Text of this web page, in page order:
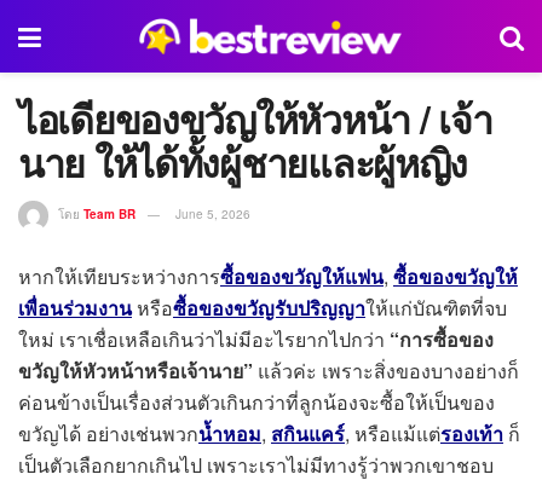
ไอเดียของขวัญให้หัวหน้า / เจ้า
นาย ให้ได้ทั้งผู้ชายและผู้หญิง
โดย Team BR June 5, 2026
หากให้เทียบระหว่างการซื้อของขวัญให้แฟน, ซื้อของขวัญให้
เพื่อนร่วมงานหรือซื้อของขวัญรับปริญญาให้แก่บัณฑิตที่จบ
ใหม่ เราเชื่อเหลือเกินว่าไม่มีอะไรยากไปกว่า “การซื้อของ
ขวัญให้หัวหน้าหรือเจ้านาย” แล้วค่ะ เพราะสิ่งของบางอย่างก็
ค่อนข้างเป็นเรื่องส่วนตัวเกินกว่าที่ลูกน้องจะซื้อให้เป็นของ
ขวัญได้ อย่างเช่นพวกน้ำหอม, สกินแคร์, หรือแม้แต่รองเท้า ก็
เป็นตัวเลือกยากเกินไป เพราะเราไม่มีทางรู้ว่าพวกเขาชอบ